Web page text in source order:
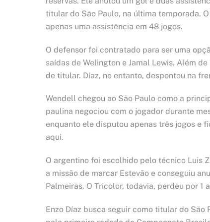
titular do São Paulo, na última temporada.
apenas uma assistência em 48 jogos.
O defensor foi contratado para ser uma
saídas de Welington e Jamal Lewis. Além
de titular. Díaz, no entanto, despontou na
Wendell chegou ao São Paulo como a
paulina negociou com o jogador durante
enquanto ele disputou apenas três jogos e
aqui.
O argentino foi escolhido pelo técnico Luis
a missão de marcar Estevão e conseguiu
Palmeiras. O Tricolor, todavia, perdeu por
Enzo Díaz busca seguir como titular do